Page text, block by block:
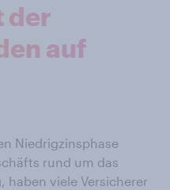
der
auf
Niedrigzinsphase
rund um das
haben viele Versicherer